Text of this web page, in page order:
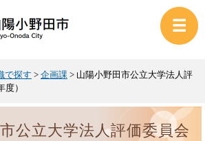
で探す > 企画課 > 山陽小野田市公立大学法人評
）
公立大学法人評価委員会